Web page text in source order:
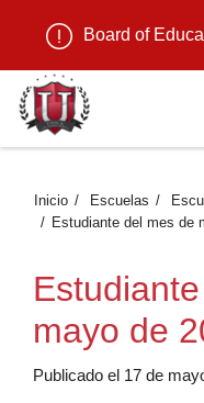
Board of Education
Inicio Escuelas
Estudiante del mes de
mayo de
Publicado el 17 de